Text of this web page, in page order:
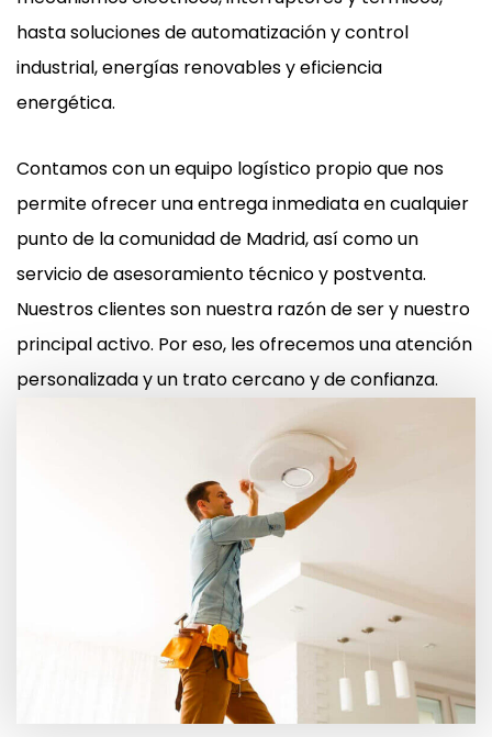
hasta soluciones de automatización y control
industrial, energías renovables y eficiencia
energética.
Contamos con un equipo logístico propio que nos
permite ofrecer una entrega inmediata en cualquier
punto de la comunidad de Madrid, así como un
servicio de asesoramiento técnico y postventa.
Nuestros clientes son nuestra razón de ser y nuestro
principal activo. Por eso, les ofrecemos una atención
personalizada y un trato cercano y de confianza.